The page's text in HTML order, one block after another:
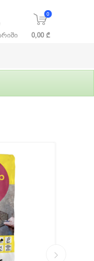
0
0,00 ₾